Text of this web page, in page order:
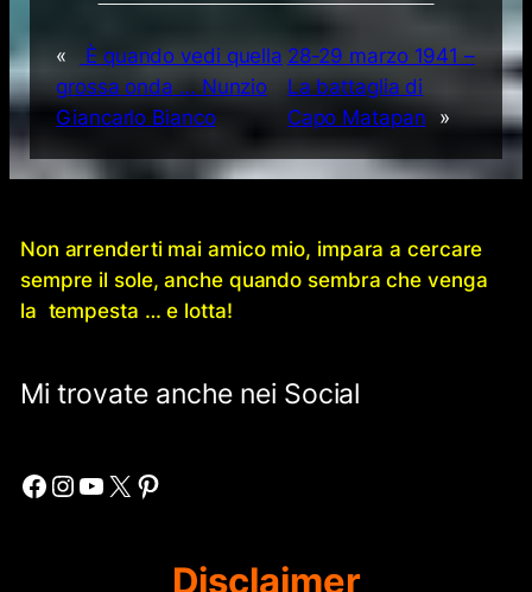
«
È quando vedi quella
grossa onda … Nunzio
Giancarlo Bianco
28-29 marzo 1941 –
La battaglia di
Capo Matapan
»
Non arrenderti mai amico mio, impara a cercare
sempre il sole, anche quando sembra che venga
la tempesta … e lotta!
Mi trovate anche nei Social
Facebook Instagram YouTube X Pinterest
Disclaimer